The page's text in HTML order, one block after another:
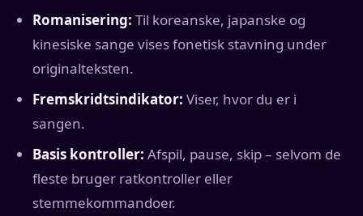
Romanisering: Til koreanske, japanske og
kinesiske sange vises fonetisk stavning under
originalteksten.
Fremskridtsindikator: Viser, hvor du er i
sangen.
Basis kontroller: Afspil, pause, skip – selvom de
fleste bruger ratkontroller eller
stemmekommandoer.